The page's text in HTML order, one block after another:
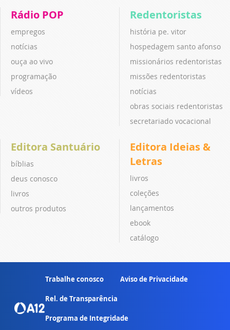
Rádio POP
empregos
notícias
ouça ao vivo
programação
vídeos
Redentoristas
história pe. vitor
hospedagem santo afonso
missionários redentoristas
missões redentoristas
notícias
obras sociais redentoristas
secretariado vocacional
Editora Santuário
bíblias
deus conosco
livros
outros produtos
Editora Ideias &
Letras
livros
coleções
lançamentos
ebook
catálogo
Trabalhe conosco Aviso de Privacidade
Rel. de Transparência
Programa de Integridade